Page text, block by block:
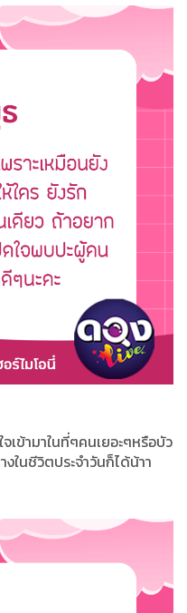
ข้ามาในที่ๆคนเยอะๆหรือบัว
ในชีวิตประจำวันก็ได้น้าา